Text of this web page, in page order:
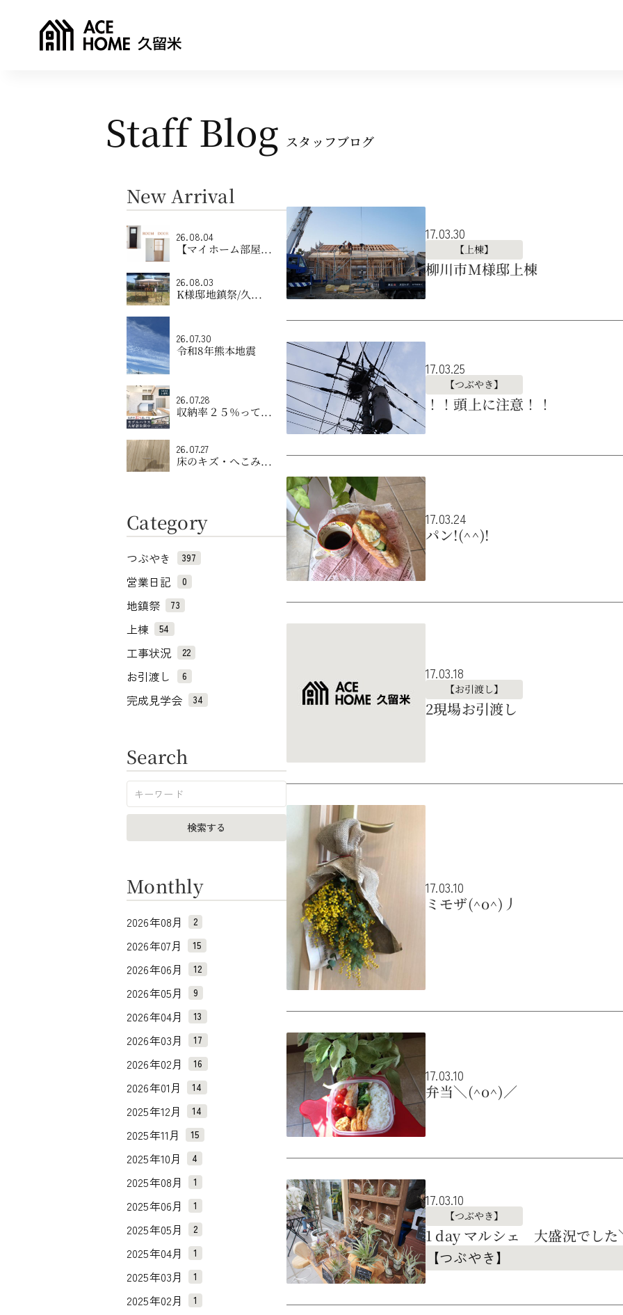
Staff Blog スタッフブログ
17.03.30
【上棟】
柳川市M様邸上棟
17.03.25
【つぶやき】
！！頭上に注意！！
17.03.24
パン!(^^)!
17.03.18
【お引渡し】
2現場お引渡し
17.03.10
ミモザ(^o^)丿
17.03.10
弁当＼(^o^)／
17.03.10
【つぶやき】
1 day マルシェ 大盛況でし
【つぶやき】
New Arrival
26.08.04
【マイホーム部屋...
26.08.03
K様邸地鎮祭/久...
26.07.30
令和8年熊本地震
26.07.28
収納率２５％って...
26.07.27
床のキズ・へこみ...
Category
つぶやき 397
営業日記 0
地鎮祭 73
上棟 54
工事状況 22
お引渡し 6
完成見学会 34
Search
Monthly
2026年08月 2
2026年07月 15
2026年06月 12
2026年05月 9
2026年04月 13
2026年03月 17
2026年02月 16
2026年01月 14
2025年12月 14
2025年11月 15
2025年10月 4
2025年08月 1
2025年06月 1
2025年05月 2
2025年04月 1
2025年03月 1
2025年02月 1